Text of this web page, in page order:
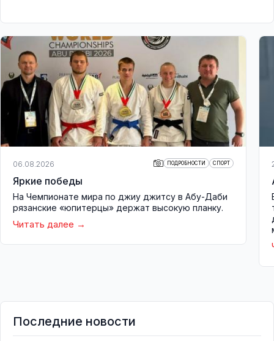
06.08.2026 ПОДРОБНОСТИ СПОРТ
Яркие победы
На Чемпионате мира по джиу джитсу в Абу-Даби
рязанские «юпитерцы» держат высокую планку.
Читать далее
Последние новости